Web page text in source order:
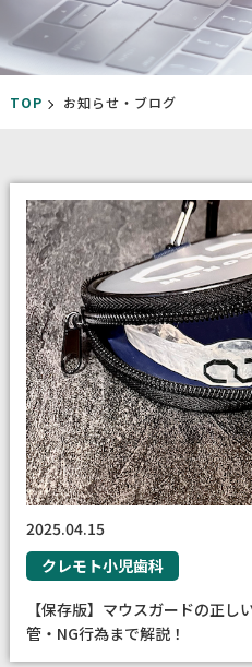
TOP お知らせ・ブログ
2025.04.15
クレモト小児歯科
【保存版】マウスガードの正
管・NG行為まで解説！